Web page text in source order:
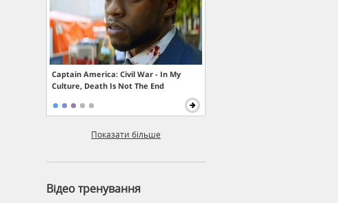
Captain America: Civil War - In My
Culture, Death Is Not The End
Показати більше
Відео тренування